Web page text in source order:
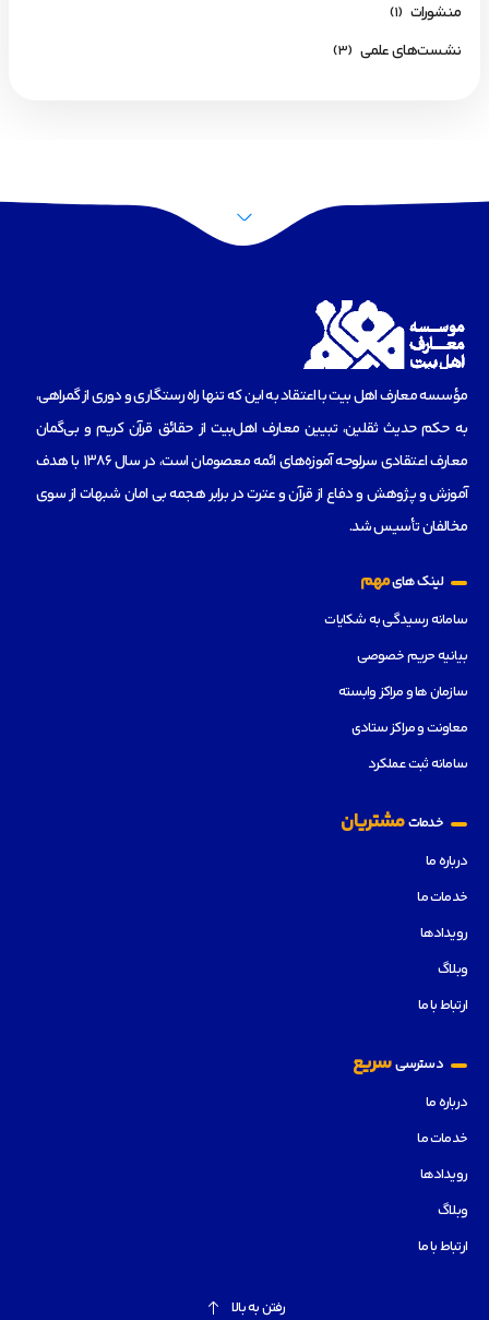
منشورات (1)
نشست‌های علمی (3)
مؤسسه‌ معارف اهل بیت با اعتقاد به این که تنها راه رستگاری و دوری از گمراهی،
به حکم حدیث ثقلین، تبیین معارف اهل‌بیت از حقائق قرآن کریم و بی‌گمان
معارف اعتقادی سرلوحه آموزه‌های ائمه معصومان است، در سال 1386 با هدف
آموزش و پژوهش و دفاع از قرآن و عترت در برابر هجمه بی امان شبهات از سوی
مخالفان تأسیس شد.
لینک هایمهم
سامانه رسیدگی به شکایات
بیانیه حریم خصوصی
سازمان ها و مراکز وابسته
معاونت و مراکز ستادی
سامانه ثبت عملکرد
خدماتمشتریان
درباره ما
خدمات ما
رویدادها
وبلاگ
ارتباط با ما
دسترسیسریع
درباره ما
خدمات ما
رویدادها
وبلاگ
ارتباط با ما
رفتن به بالا